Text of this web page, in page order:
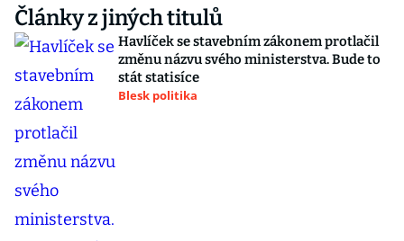
Články z jiných titulů
Havlíček se stavebním zákonem protlačil
změnu názvu svého ministerstva. Bude to
stát statisíce
Blesk politika